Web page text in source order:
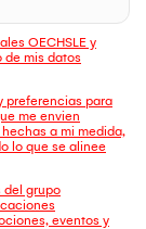
OECHSLE y
de mis datos
preferencias para
me envien
a mi medida,
lo que se alinee
del grupo
eventos y